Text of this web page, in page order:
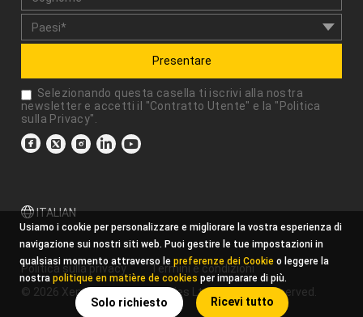
Presentare
Selezionando questa casella ti iscrivi alla nostra
newsletter e accetti il "Contratto Utente" e la " Politica
sulla Privacy".
ITALIAN
Politica sulla privacy
Termini e condizioni
© 2026 Xencelabs Technologies Ltd. All Rights Reserved.
Usiamo i cookie per personalizzare e migliorare la vostra esperienza di
navigazione sui nostri siti web. Puoi gestire le tue impostazioni in
qualsiasi momento attraverso le preferenze dei Cookie o leggere la
nostra politique en matière de cookies per imparare di più.
Solo richiesto Ricevi tutto